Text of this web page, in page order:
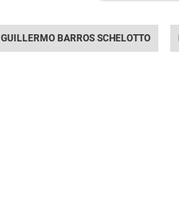
GUILLERMO BARROS SCHELOTTO